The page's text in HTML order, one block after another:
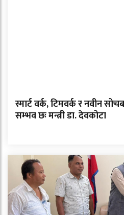
स्मार्ट वर्क, टिमवर्क र नवीन
सम्भव छः मन्त्री डा. देवकोटा